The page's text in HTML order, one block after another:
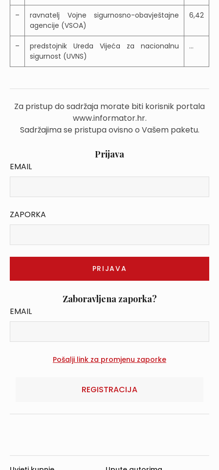
–
ravnatelj Vojne sigurnosno-obavještajne
agencije (VSOA)
6,42
–
predstojnik Ureda Vijeća za nacionalnu
sigurnost (UVNS)
...
Za pristup do sadržaja morate biti korisnik portala
www.informator.hr.
Sadržajima se pristupa ovisno o Vašem paketu.
Prijava
EMAIL
ZAPORKA
Zaboravljena zaporka?
EMAIL
REGISTRACIJA